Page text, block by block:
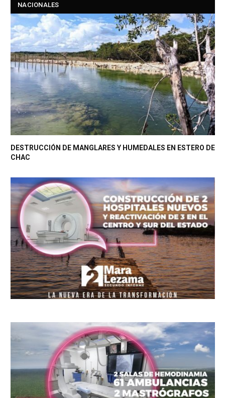
NACIONALES
DESTRUCCIÓN DE MANGLARES Y HUMEDALES EN ESTERO DE
CHAC